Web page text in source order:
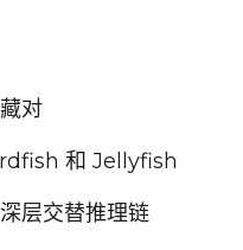
对
和 Jellyfish
层交替推理链